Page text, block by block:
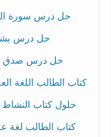
حل درس سورة الواقعة 57-74 تربية
حل درس
حل درس صدق الرسول
كتاب الطالب اللغة
حلول كتاب النشاط
كتاب الطالب لغة